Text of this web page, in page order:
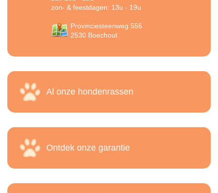
zon- & feestdagen: 13u - 19u
Provinciesteenweg 556
2530 Boechout
Al onze hondenrassen
Ontdek onze garantie